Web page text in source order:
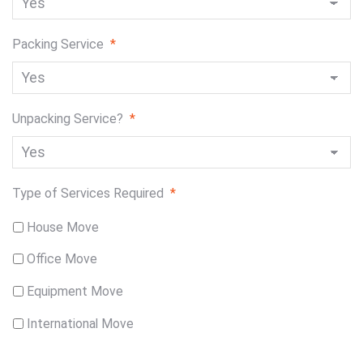
Packing Service *
Unpacking Service? *
Type of Services Required *
House Move
Office Move
Equipment Move
International Move